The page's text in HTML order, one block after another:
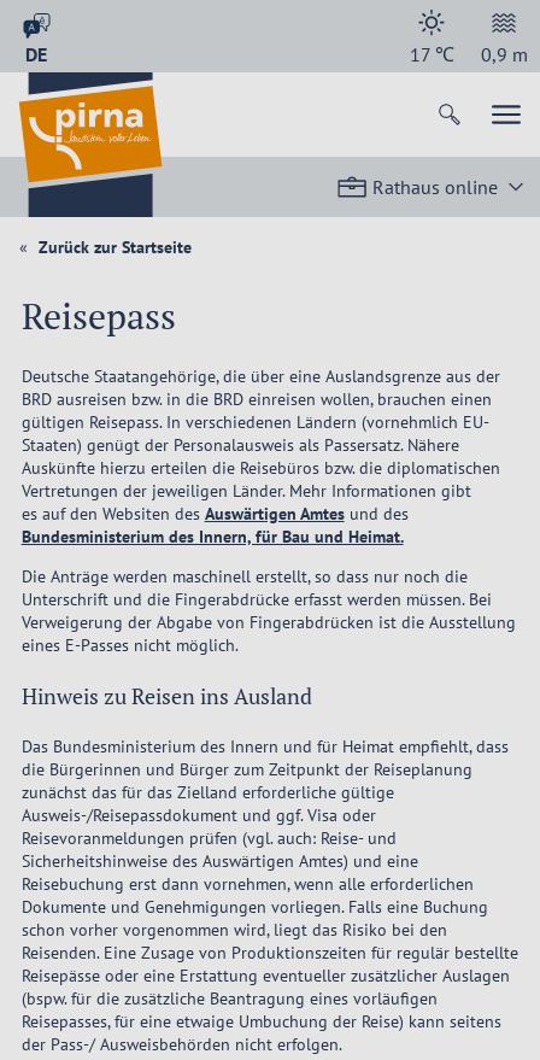
DE 17℃ 0,9 m
Rathaus online
Zurück zur Startseite
Reisepass
Deutsche Staatangehörige, die über eine Auslandsgrenze aus der
BRD ausreisen bzw. in die BRD einreisen wollen, brauchen einen
gültigen Reisepass. In verschiedenen Ländern (vornehmlich EU-
Staaten) genügt der Personalausweis als Passersatz. Nähere
Auskünfte hierzu erteilen die Reisebüros bzw. die diplomatischen
Vertretungen der jeweiligen Länder. Mehr Informationen gibt
es auf den Websiten des Auswärtigen Amtesund des
Bundesministerium des Innern, für Bau und Heimat.
Die Anträge werden maschinell erstellt, so dass nur noch die
Unterschrift und die Fingerabdrücke erfasst werden müssen. Bei
Verweigerung der Abgabe von Fingerabdrücken ist die Ausstellung
eines E-Passes nicht möglich.
Hinweis zu Reisen ins Ausland
Das Bundesministerium des Innern und für Heimat empfiehlt, dass
die Bürgerinnen und Bürger zum Zeitpunkt der Reiseplanung
zunächst das für das Zielland erforderliche gültige
Ausweis-/Reisepassdokument und ggf. Visa oder
Reisevoranmeldungen prüfen (vgl. auch: Reise- und
Sicherheitshinweise des Auswärtigen Amtes) und eine
Reisebuchung erst dann vornehmen, wenn alle erforderlichen
Dokumente und Genehmigungen vorliegen. Falls eine Buchung
schon vorher vorgenommen wird, liegt das Risiko bei den
Reisenden. Eine Zusage von Produktionszeiten für regulär bestellte
Reisepässe oder eine Erstattung eventueller zusätzlicher Auslagen
(bspw. für die zusätzliche Beantragung eines vorläufigen
Reisepasses, für eine etwaige Umbuchung der Reise) kann seitens
der Pass-/ Ausweisbehörden nicht erfolgen.